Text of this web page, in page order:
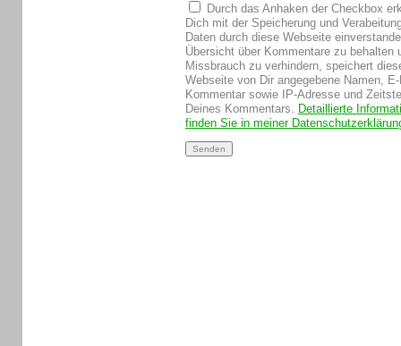
Durch das Anhaken der Checkbox
Dich mit der Speicherung und
Daten durch diese Webseite
Übersicht über Kommentare zu behalten
Missbrauch zu verhindern, speichert
Webseite von Dir angegebene Namen,
Kommentar sowie IP-Adresse und
Deines Kommentars. Detaillierte
finden Sie in meiner